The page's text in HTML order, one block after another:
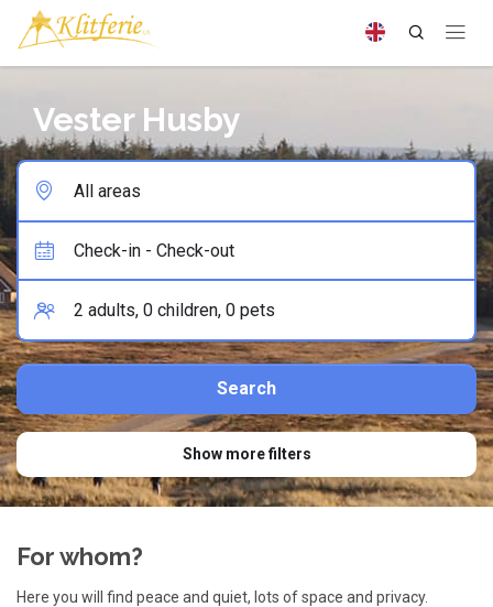
Vester Husby
Show more filters
For whom?
Here you will find peace and quiet, lots of space and privacy.